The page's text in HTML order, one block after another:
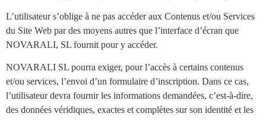
L’utilisateur s’oblige à ne pas accéder aux Contenus et/ou Services
du Site Web par des moyens autres que l’interface d’écran que
NOVARALI, SL fournit pour y accéder.
NOVARALI SL pourra exiger, pour l’accès à certains contenus
et/ou services, l’envoi d’un formulaire d’inscription. Dans ce cas,
l’utilisateur devra fournir les informations demandées, c’est-à-dire,
des données véridiques, exactes et complètes sur son identité et les